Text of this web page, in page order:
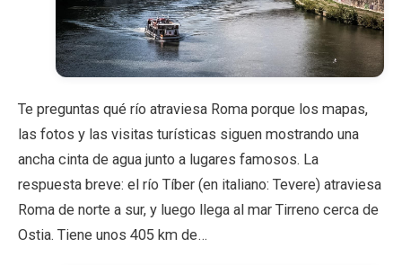
Te preguntas qué río atraviesa Roma porque los mapas,
las fotos y las visitas turísticas siguen mostrando una
ancha cinta de agua junto a lugares famosos. La
respuesta breve: el río Tíber (en italiano: Tevere) atraviesa
Roma de norte a sur, y luego llega al mar Tirreno cerca de
Ostia. Tiene unos 405 km de…